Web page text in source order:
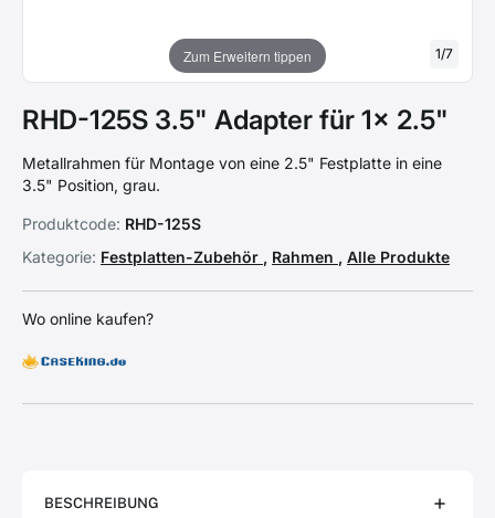
Zum Erweitern tippen 1/7
RHD-125S 3.5" Adapter für 1x 2.5"
Metallrahmen für Montage von eine 2.5" Festplatte in eine
3.5" Position, grau.
Produktcode: RHD-125S
Kategorie: Festplatten-Zubehör , Rahmen , Alle Produkte
Wo online kaufen?
BESCHREIBUNG